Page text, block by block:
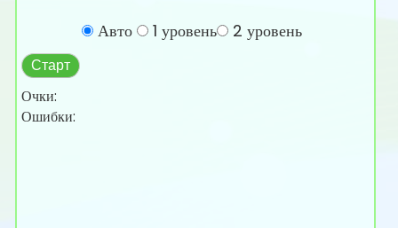
Авто
1 уровень 2 уровень
Старт
Очки:
Ошибки: